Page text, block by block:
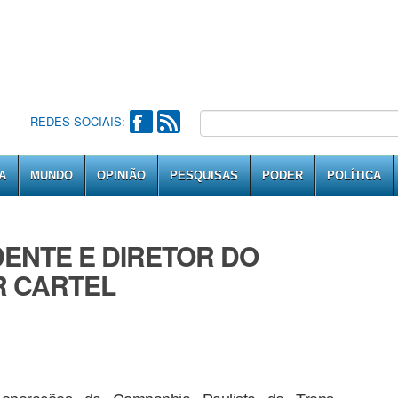
REDES SOCIAIS:
MUNDO OPINIÃO PESQUISAS PODER POLÍTICA
E DIRETOR DO
CARTEL